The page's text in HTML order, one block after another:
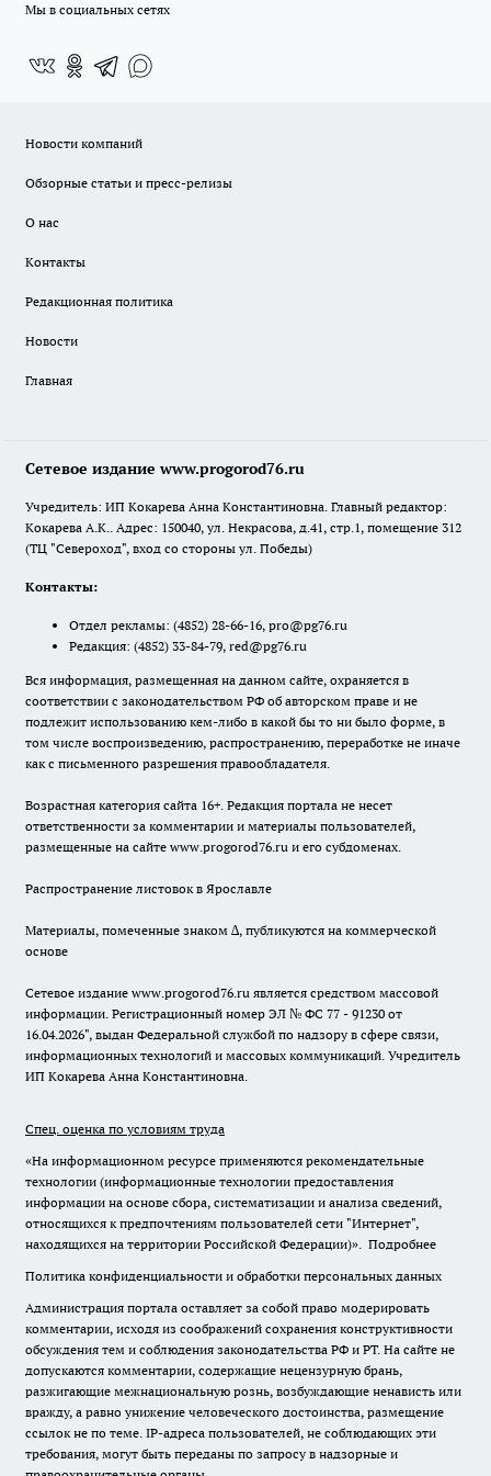
Мы в социальных сетях
Новости компаний
Обзорные статьи и пресс-релизы
О нас
Контакты
Редакционная политика
Новости
Главная
Сетевое издание www.progorod76.ru
Учредитель: ИП Кокарева Анна Константиновна. Главный редактор:
Кокарева А.К.. Адрес: 150040, ул. Некрасова, д.41, стр.1, помещение 312
(ТЦ "Североход", вход со стороны ул. Победы)
Контакты:
Отдел рекламы: (4852) 28-66-16, pro@pg76.ru
Редакция: (4852) 33-84-79, red@pg76.ru
Вся информация, размещенная на данном сайте, охраняется в
соответствии с законодательством РФ об авторском праве и не
подлежит использованию кем-либо в какой бы то ни было форме, в
том числе воспроизведению, распространению, переработке не иначе
как с письменного разрешения правообладателя.
Возрастная категория сайта 16+. Редакция портала не несет
ответственности за комментарии и материалы пользователей,
размещенные на сайте www.progorod76.ru и его субдоменах.
Распространение листовок в Ярославле
Материалы, помеченные знаком ∆, публикуются на коммерческой
основе
Сетевое издание www.progorod76.ru является средством массовой
информации. Регистрационный номер ЭЛ № ФС 77 - 91230 от
16.04.2026", выдан Федеральной службой по надзору в сфере связи,
информационных технологий и массовых коммуникаций. Учредитель
ИП Кокарева Анна Константиновна.
Спец. оценка по условиям труда
«На информационном ресурсе применяются рекомендательные
технологии (информационные технологии предоставления
информации на основе сбора, систематизации и анализа сведений,
относящихся к предпочтениям пользователей сети "Интернет",
находящихся на территории Российской Федерации)». Подробнее
Политика конфиденциальности и обработки персональных данных
Администрация портала оставляет за собой право модерировать
комментарии, исходя из соображений сохранения конструктивности
обсуждения тем и соблюдения законодательства РФ и РТ. На сайте не
допускаются комментарии, содержащие нецензурную брань,
разжигающие межнациональную рознь, возбуждающие ненависть или
вражду, а равно унижение человеческого достоинства, размещение
ссылок не по теме. IP-адреса пользователей, не соблюдающих эти
требования, могут быть переданы по запросу в надзорные и